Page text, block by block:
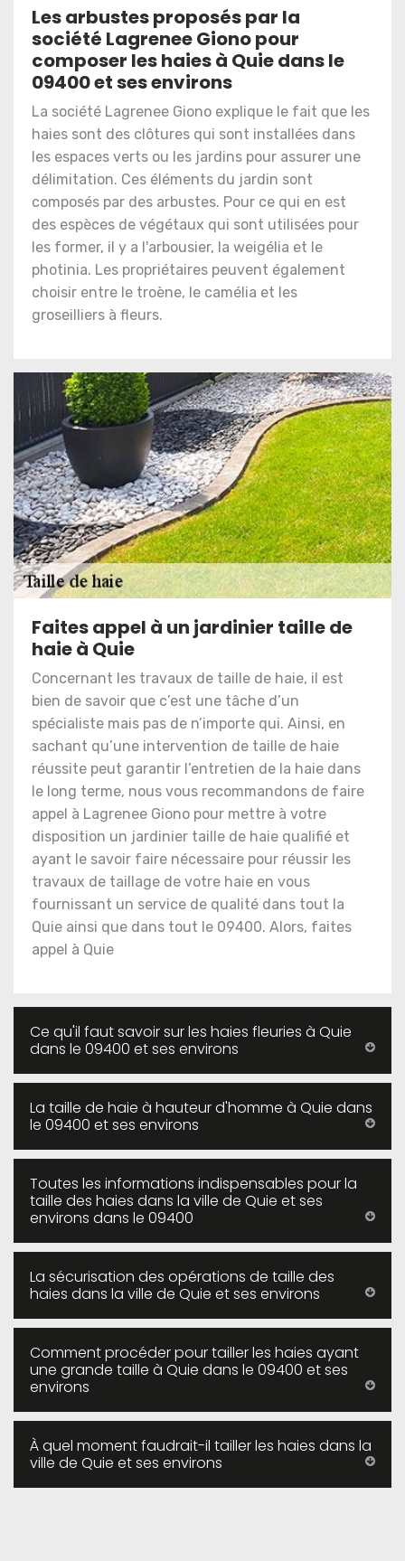
Les arbustes proposés par la
société Lagrenee Giono pour
composer les haies à Quie dans le
09400 et ses environs
La société Lagrenee Giono explique le fait que les
haies sont des clôtures qui sont installées dans
les espaces verts ou les jardins pour assurer une
délimitation. Ces éléments du jardin sont
composés par des arbustes. Pour ce qui en est
des espèces de végétaux qui sont utilisées pour
les former, il y a l'arbousier, la weigélia et le
photinia. Les propriétaires peuvent également
choisir entre le troène, le camélia et les
groseilliers à fleurs.
Faites appel à un jardinier taille de
haie à Quie
Concernant les travaux de taille de haie, il est
bien de savoir que c’est une tâche d’un
spécialiste mais pas de n’importe qui. Ainsi, en
sachant qu’une intervention de taille de haie
réussite peut garantir l’entretien de la haie dans
le long terme, nous vous recommandons de faire
appel à Lagrenee Giono pour mettre à votre
disposition un jardinier taille de haie qualifié et
ayant le savoir faire nécessaire pour réussir les
travaux de taillage de votre haie en vous
fournissant un service de qualité dans tout la
Quie ainsi que dans tout le 09400. Alors, faites
appel à Quie
Ce qu'il faut savoir sur les haies fleuries à Quie
dans le 09400 et ses environs
La taille de haie à hauteur d'homme à Quie dans
le 09400 et ses environs
Toutes les informations indispensables pour la
taille des haies dans la ville de Quie et ses
environs dans le 09400
La sécurisation des opérations de taille des
haies dans la ville de Quie et ses environs
Comment procéder pour tailler les haies ayant
une grande taille à Quie dans le 09400 et ses
environs
À quel moment faudrait-il tailler les haies dans la
ville de Quie et ses environs